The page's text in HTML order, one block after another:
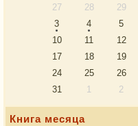
27
28 29
3
4 5
10
11 12
17
18 19
24
25 26
31
1 2
Книга месяца